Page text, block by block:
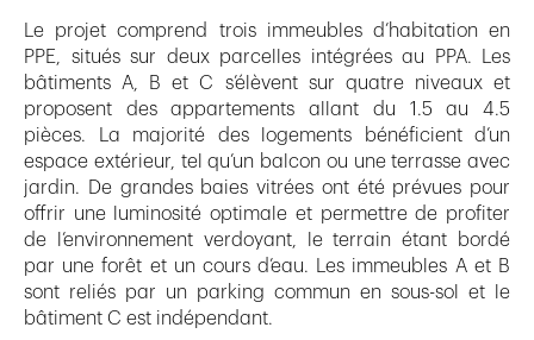
Le projet comprend trois immeubles d’habitation en
PPE, situés sur deux parcelles intégrées au PPA. Les
bâtiments A, B et C s’élèvent sur quatre niveaux et
proposent des appartements allant du 1.5 au 4.5
pièces. La majorité des logements bénéficient d’un
espace extérieur, tel qu’un balcon ou une terrasse avec
jardin. De grandes baies vitrées ont été prévues pour
offrir une luminosité optimale et permettre de profiter
de l’environnement verdoyant, le terrain étant bordé
par une forêt et un cours d’eau. Les immeubles A et B
sont reliés par un parking commun en sous-sol et le
bâtiment C est indépendant.